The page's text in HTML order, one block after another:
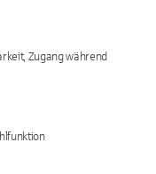
Zugang während